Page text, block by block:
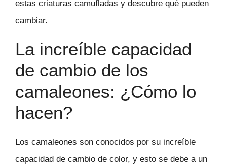
estas criaturas camufladas y descubre qué pueden
cambiar.
La increíble capacidad
de cambio de los
camaleones: ¿Cómo lo
hacen?
Los camaleones son conocidos por su increíble
capacidad de cambio de color, y esto se debe a un